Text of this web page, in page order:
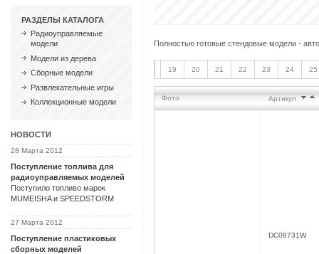
РАЗДЕЛЫ КАТАЛОГА
Радиоуправляемые
модели
Модели из дерева
Сборные модели
Развлекательные игры
Коллекционные модели
НОВОСТИ
28 Марта 2012
Поступление топлива для
радиоуправляемых моделей
Поступило топливо марок
MUMEISHA и SPEEDSTORM
27 Марта 2012
Поступление пластиковых
сборных моделей
Полностью готовые стендовые модели -
19 20 21 22 23 24 25
Фото Артикул
DC08731W